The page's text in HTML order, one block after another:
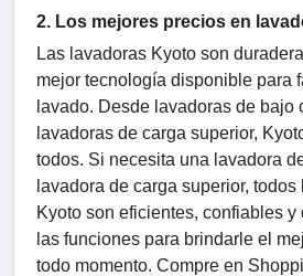
2. Los mejores precios en
Las lavadoras Kyoto son
mejor tecnología disponible para
lavado. Desde lavadoras de bajo
lavadoras de carga superior,
todos. Si necesita una lavadora
lavadora de carga superior,
Kyoto son eficientes, confiables y
las funciones para brindarle el
todo momento. Compre en